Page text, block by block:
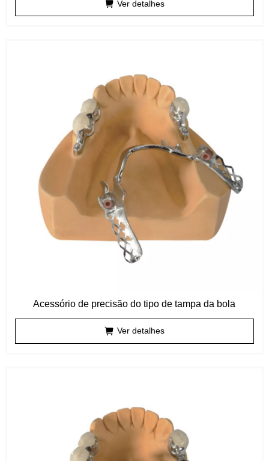
Ver detalhes
Acessório de precisão do tipo de tampa da bola
Ver detalhes